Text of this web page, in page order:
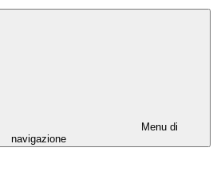
Menu di
navigazione